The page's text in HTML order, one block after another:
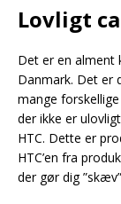
Lovligt
Det er en alment
Danmark. Det er
mange
der ikke er
HTC. Dette er
HTC’en fra
der gør dig